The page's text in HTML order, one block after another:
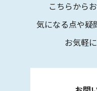
こちらから
気になる点や疑
お気軽